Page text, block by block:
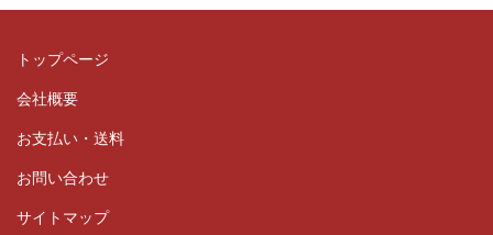
トップページ
会社概要
お支払い・送料
お問い合わせ
サイトマップ